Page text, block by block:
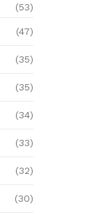
(53)
(47)
(35)
(35)
(34)
(33)
(32)
(30)